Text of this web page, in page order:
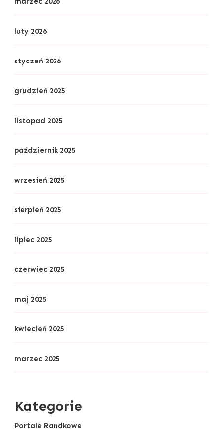
luty 2026
styczeń 2026
grudzień 2025
listopad 2025
październik 2025
wrzesień 2025
sierpień 2025
lipiec 2025
czerwiec 2025
maj 2025
kwiecień 2025
marzec 2025
Kategorie
Portale Randkowe